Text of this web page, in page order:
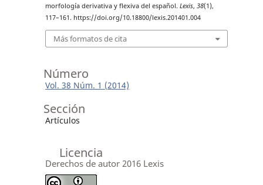
morfología derivativa y flexiva del español. Lexis, 38(1),
117–161. https://doi.org/10.18800/lexis.201401.004
Más formatos de cita
Número
Vol. 38 Núm. 1 (2014)
Sección
Artículos
Licencia
Derechos de autor 2016 Lexis